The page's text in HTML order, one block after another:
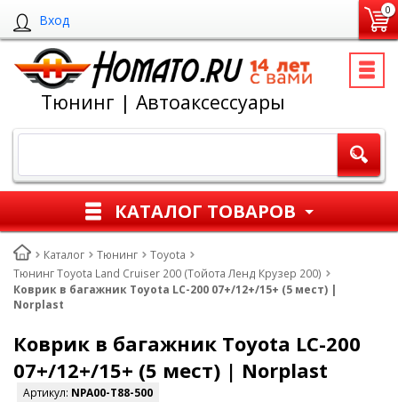
Вход
0
Тюнинг | Автоаксессуары
КАТАЛОГ ТОВАРОВ
Каталог Тюнинг
Toyota
Тюнинг Toyota Land Cruiser 200 (Тойота Ленд Крузер 200)
Коврик в багажник Toyota LC-200 07+/12+/15+ (5 мест) |
Norplast
Коврик в багажник Toyota LC-200
07+/12+/15+ (5 мест) | Norplast
Артикул: NPA00-T88-500